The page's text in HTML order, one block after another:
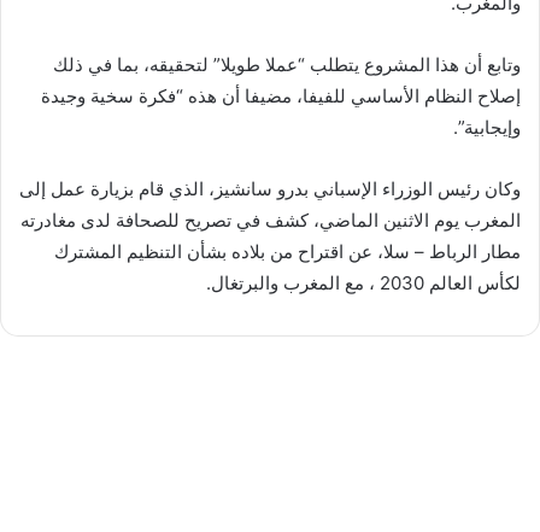
وتابع أن هذا المشروع يتطلب “عملا طويلا” لتحقيقه، بما في ذلك
إصلاح النظام الأساسي للفيفا، مضيفا أن هذه “فكرة سخية وجيدة
وإيجابية”.
وكان رئيس الوزراء الإسباني بدرو سانشيز، الذي قام بزيارة عمل إلى
المغرب يوم الاثنين الماضي، كشف في تصريح للصحافة لدى مغادرته
مطار الرباط – سلا، عن اقتراح من بلاده بشأن التنظيم المشترك
لكأس العالم 2030 ، مع المغرب والبرتغال.